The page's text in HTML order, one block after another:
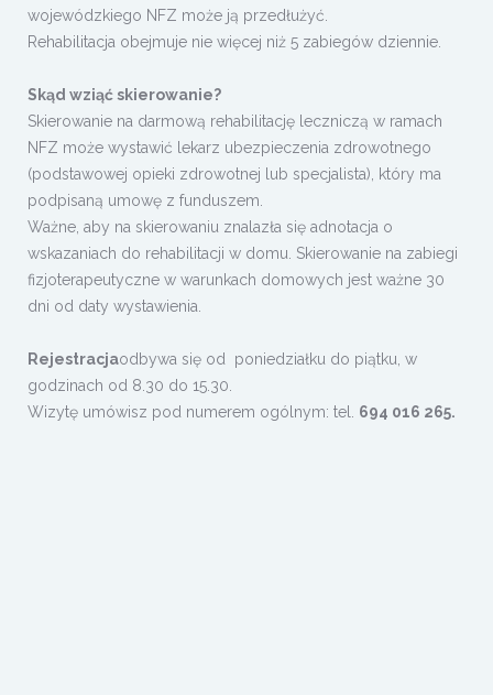
wojewódzkiego NFZ może ją przedłużyć.
Rehabilitacja obejmuje nie więcej niż 5 zabiegów dziennie.
Skąd wziąć skierowanie?
Skierowanie na darmową rehabilitację leczniczą w ramach
NFZ może wystawić lekarz ubezpieczenia zdrowotnego
(podstawowej opieki zdrowotnej lub specjalista), który ma
podpisaną umowę z funduszem.
Ważne, aby na skierowaniu znalazła się adnotacja o
wskazaniach do rehabilitacji w domu. Skierowanie na zabiegi
fizjoterapeutyczne w warunkach domowych jest ważne 30
dni od daty wystawienia.
Rejestracjaodbywa się od poniedziałku do piątku, w
godzinach od 8.30 do 15.30.
Wizytę umówisz pod numerem ogólnym: tel. 694 016 265.